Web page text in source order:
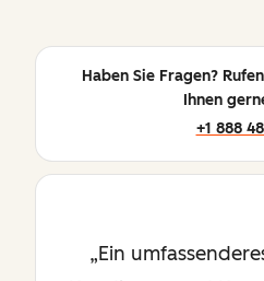
Haben Sie Fragen?
Ihnen
+1 888
Ein